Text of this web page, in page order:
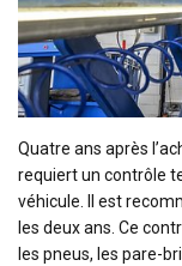
Quatre ans après
requiert un contrôle
véhicule. Il est
les deux ans. Ce
les pneus, les pare-